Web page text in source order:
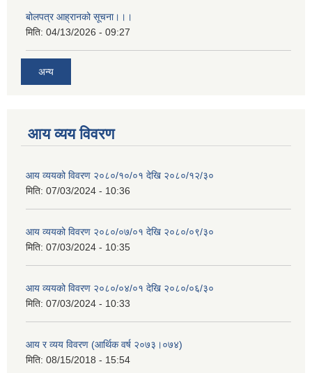
बोलपत्र आह्रानको सूचना।।।
मिति: 04/13/2026 - 09:27
अन्य
आय व्यय विवरण
आय व्ययको विवरण २०८०/१०/०१ देखि २०८०/१२/३०
मिति: 07/03/2024 - 10:36
आय व्ययको विवरण २०८०/०७/०१ देखि २०८०/०९/३०
मिति: 07/03/2024 - 10:35
आय व्ययको विवरण २०८०/०४/०१ देखि २०८०/०६/३०
मिति: 07/03/2024 - 10:33
आय र व्यय विवरण (आर्थिक वर्ष २०७३।०७४)
मिति: 08/15/2018 - 15:54